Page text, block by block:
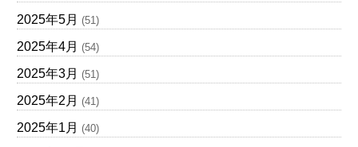
2025年5月 (51)
2025年4月 (54)
2025年3月 (51)
2025年2月 (41)
2025年1月 (40)